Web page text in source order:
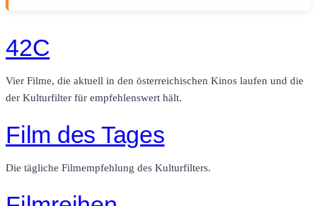
42C
Vier Filme, die aktuell in den österreichischen Kinos laufen und die
der Kulturfilter für empfehlenswert hält.
Film des Tages
Die tägliche Filmempfehlung des Kulturfilters.